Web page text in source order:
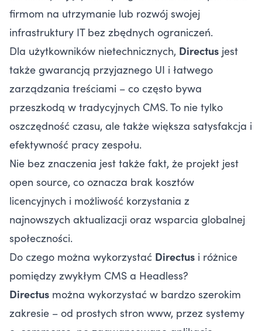
firmom na utrzymanie lub rozwój swojej
infrastruktury IT bez zbędnych ograniczeń.
Dla użytkowników nietechnicznych, Directus jest
także gwarancją przyjaznego UI i łatwego
zarządzania treściami – co często bywa
przeszkodą w tradycyjnych CMS. To nie tylko
oszczędność czasu, ale także większa satysfakcja i
efektywność pracy zespołu.
Nie bez znaczenia jest także fakt, że projekt jest
open source, co oznacza brak kosztów
licencyjnych i możliwość korzystania z
najnowszych aktualizacji oraz wsparcia globalnej
społeczności.
Do czego można wykorzystać Directus i różnice
pomiędzy zwykłym CMS a Headless?
Directus można wykorzystać w bardzo szerokim
zakresie – od prostych stron www, przez systemy